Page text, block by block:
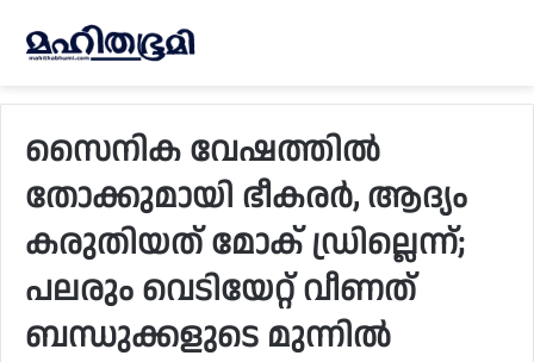
സൈനിക വേഷത്തിൽ
തോക്കുമായി ഭീകരർ, ആദ്യം
കരുതിയത് മോക് ഡ്രില്ലെന്ന്;
പലരും വെടിയേറ്റ് വീണത്
ബന്ധുക്കളുടെ മുന്നിൽ